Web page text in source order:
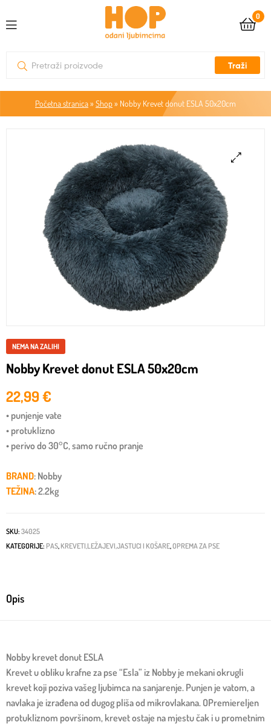
0
Traži
Početna stranica» Shop» Nobby Krevet donut ESLA 50x20cm
NEMA NA ZALIHI
Nobby Krevet donut ESLA 50x20cm
22,99€
• punjenje vate
• protuklizno
• perivo do 30°C, samo ručno pranje
BRAND: Nobby
TEŽINA: 2.2kg
SKU: 34025
KATEGORIJE: PAS, KREVETI,LEŽAJEVI,JASTUCI I KOŠARE,OPREMA ZA PSE
Opis
Nobby krevet donut ESLA
Krevet u obliku krafne za pse “Esla” iz Nobby je mekani okrugli
krevet koji poziva vašeg ljubimca na sanjarenje. Punjen je vatom, a
navlaka je izrađena od dugog pliša od mikrovlakana. OPremiereljen
protukliznom površinom, krevet ostaje na mjestu čak i u prometnim